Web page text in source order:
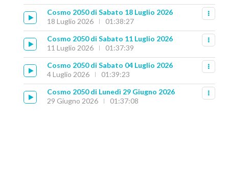
Cosmo 2050 di Sabato 18 Luglio 2026
18 Luglio 2026
01:38:27
Cosmo 2050 di Sabato 11 Luglio 2026
11 Luglio 2026
01:37:39
Cosmo 2050 di Sabato 04 Luglio 2026
4 Luglio 2026
01:39:23
Cosmo 2050 di Lunedì 29 Giugno 2026
29 Giugno 2026
01:37:08